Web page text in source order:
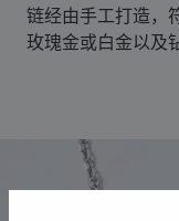
链经由手工打造，
玫瑰金或白金以及